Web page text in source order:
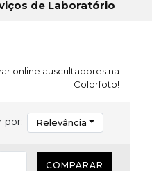
de Laboratório
online auscultadores na
Colorfoto!
por: Relevância
COMPARAR